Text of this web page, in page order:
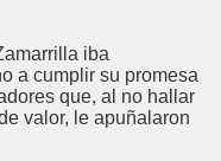
iba
a cumplir su promesa
que, al no hallar
valor, le apuñalaron